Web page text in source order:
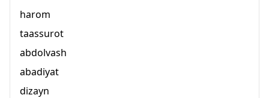
harom
taassurot
abdolvash
abadiyat
dizayn